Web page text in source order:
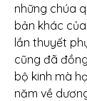
những chúa
bản khác
lần thuyết
cũng đã
bộ kinh mà
năm về